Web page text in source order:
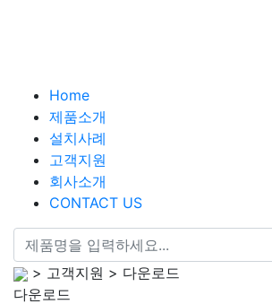
Home
제품소개
설치사례
고객지원
회사소개
CONTACT US
> 고객지원 > 다운로드
다운로드